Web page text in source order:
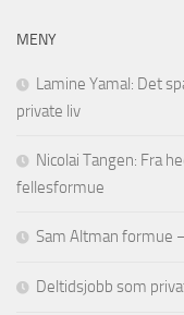
MENY
Lamine Yamal: Det
private liv
Nicolai Tangen: Fra
fellesformue
Sam Altman formue
Deltidsjobb som